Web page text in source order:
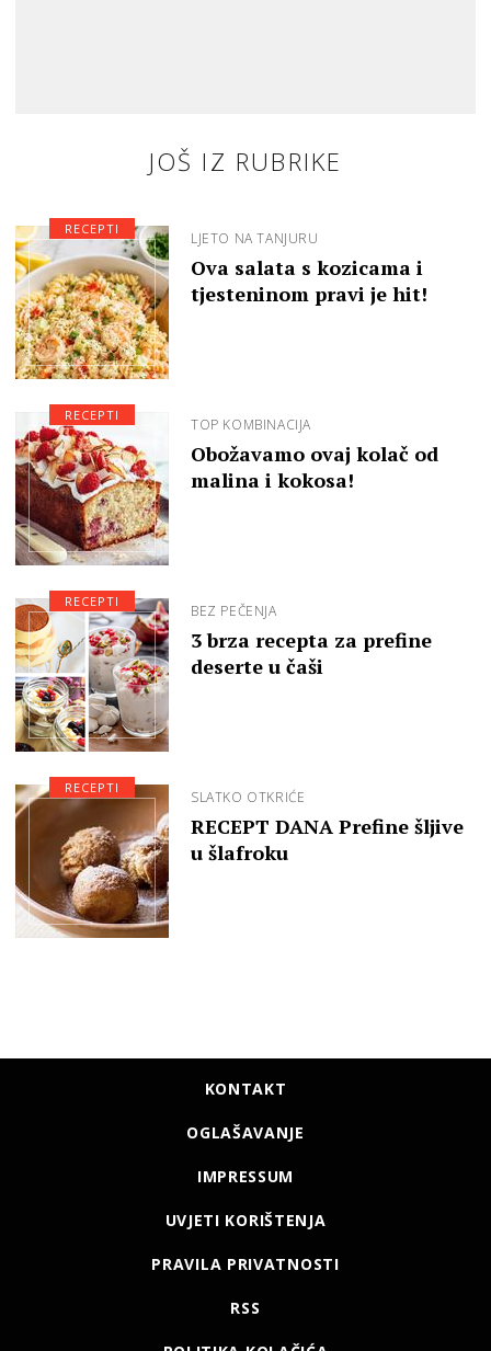
JOŠ IZ RUBRIKE
LJETO NA TANJURU
Ova salata s kozicama i
tjesteninom pravi je hit!
RECEPTI
TOP KOMBINACIJA
Obožavamo ovaj kolač od
malina i kokosa!
RECEPTI
BEZ PEČENJA
3 brza recepta za prefine
deserte u čaši
RECEPTI
SLATKO OTKRIĆE
RECEPT DANA Prefine šljive
u šlafroku
RECEPTI
KONTAKT
OGLAŠAVANJE
IMPRESSUM
UVJETI KORIŠTENJA
PRAVILA PRIVATNOSTI
RSS